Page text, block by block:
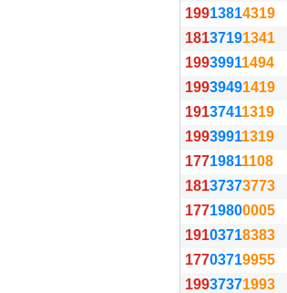
19913814319
18137191341
19939911494
19939491419
19137411319
19939911319
17719811108
18137373773
17719800005
19103718383
17703719955
19937371993